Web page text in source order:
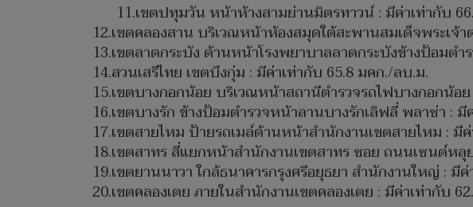
11.เขตปทุมวัน หน้าห้างสามย่านมิตรทาวน์ : มีค่าเท่ากับ
12.เขตคลองสาน บริเวณหน้าห้องสมุดใต้สะพานสมเด็จพระเจ้
13.เขตลาดกระบัง ด้านหน้าโรงพยาบาลลาดกระบังข้างป้อมต
14.สวนเสรีไทย เขตบึงกุ่ม : มีค่าเท่ากับ 65.8 มคก./ลบ.ม.
15.เขตบางกอกน้อย บริเวณหน้าสถานีตำรวจรถไฟบางกอกน้อ
16.เขตบางรัก ข้างป้อมตำรวจหน้าลานบางรักเลิฟลี่ พลาซ่า :
17.เขตสายไหม ป้ายรถเมล์ด้านหน้าสำนักงานเขตสายไหม : มี
18.เขตสาทร สี่แยกหน้าสำนักงานเขตสาทร ซอย ถนนเซนต์ห
19.เขตยานนาวา ใกล้ธนาคารกรุงศรีอยุธยา สำนักงานใหญ่ : มี
20.เขตคลองเตย ภายในสำนักงานเขตคลองเตย : มีค่าเท่ากับ